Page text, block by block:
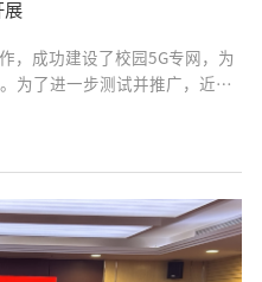
展
，成功建设了校园5G专网，为
为了进一步测试并推广，近
吸引了上千名学生和近百位教